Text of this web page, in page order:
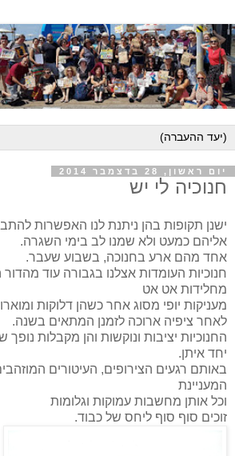
יום ראשון, 28 בדצמבר 2014
חנוכיה לי יש
ישנן תקופות בהן ניתנת לנו האפשרות
אליהם כמעט ולא שמנו לב בימי השגרה.
אחד מהם ארע בחנוכה, בשבוע שעבר.
חנוכיות העומדות אצלנו בגבורה עוד
מחלידות אט אט
מעניקות יופי מסוג אחר כשהן דלוקות
לאחר ציפיה ארוכה לזמנן המתאים בשנה.
החנוכיות יציבות ונוקשות והן מקבלות
יחד איתן.
באותם רגעים הצירופים, העיטורים
המעניינת
וכל אותן מחשבות עמוקות וגלומות
זוכים סוף סוף ליחס של כבוד.